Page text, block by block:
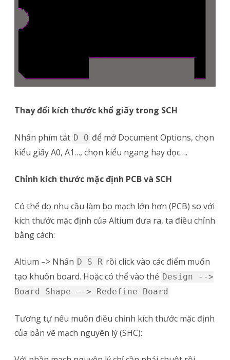
Thay đổi kích thước khổ giấy trong SCH
Nhấn phím tắt D O để mở Document Options, chọn
kiểu giấy A0, A1…, chọn kiểu ngang hay dọc….
Chỉnh kích thước mặc định PCB và SCH
Có thể do nhu cầu làm bo mạch lớn hơn (PCB) so với
kích thước mặc định của Altium đưa ra, ta điều chỉnh
bằng cách:
Altium –> Nhấn D S R rồi click vào các điểm muốn
tạo khuôn board. Hoặc có thể vào thẻ Design -->
Board Shape --> Redefine Board
Tương tự nếu muốn điều chỉnh kích thước mặc định
của bản vẽ mạch nguyên lý (SHC):